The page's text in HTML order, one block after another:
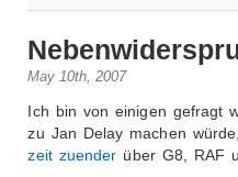
May 10th, 2007
Ich bin von einigen gefragt
zu Jan Delay machen
zeit zuender über G8, RAF